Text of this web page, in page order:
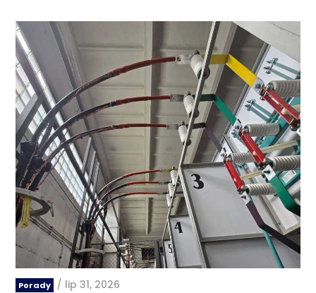
Porady / lip 31, 2026